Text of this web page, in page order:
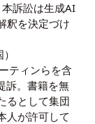
訴訟は生成AI
釈を決定づけ
ティンらを含
訴。書籍を無
るとして集団
人が許可して